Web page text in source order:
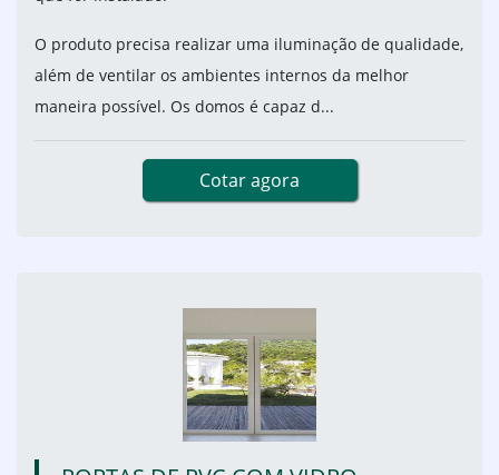
O produto precisa realizar uma iluminação de qualidade,
além de ventilar os ambientes internos da melhor
maneira possível. Os domos é capaz d...
Cotar agora